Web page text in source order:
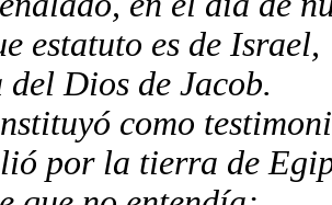
estatuto es de Israel,
del Dios de Jacob.
como
por la tierra de